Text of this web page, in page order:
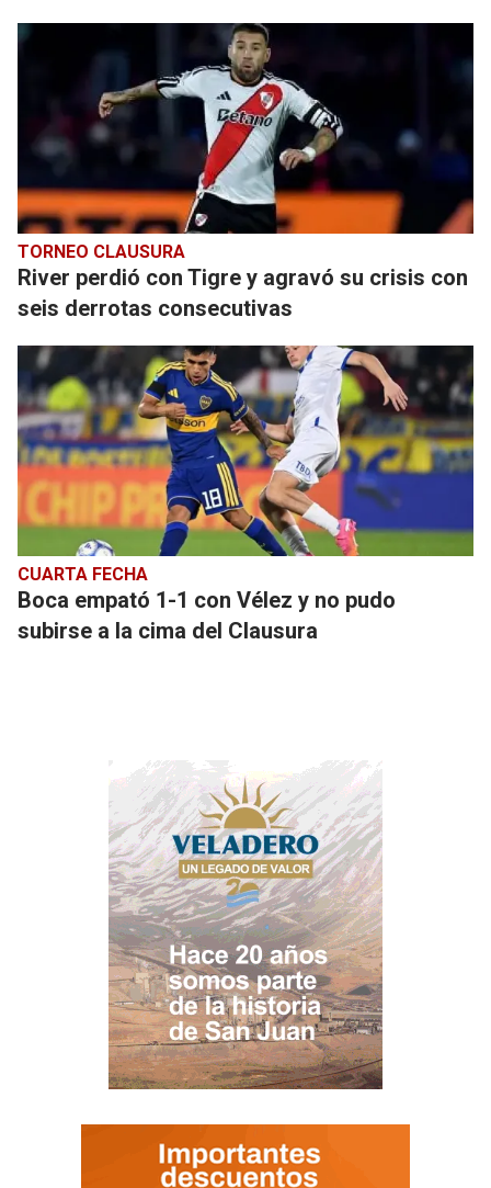
TORNEO CLAUSURA
River perdió con Tigre y agravó su crisis con
seis derrotas consecutivas
CUARTA FECHA
Boca empató 1-1 con Vélez y no pudo
subirse a la cima del Clausura